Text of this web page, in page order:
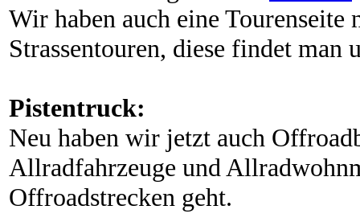
Wir haben auch eine
Strassentouren, diese findet man
Pistentruck:
Neu haben wir jetzt auch
Allradfahrzeuge und
Offroadstrecken geht.